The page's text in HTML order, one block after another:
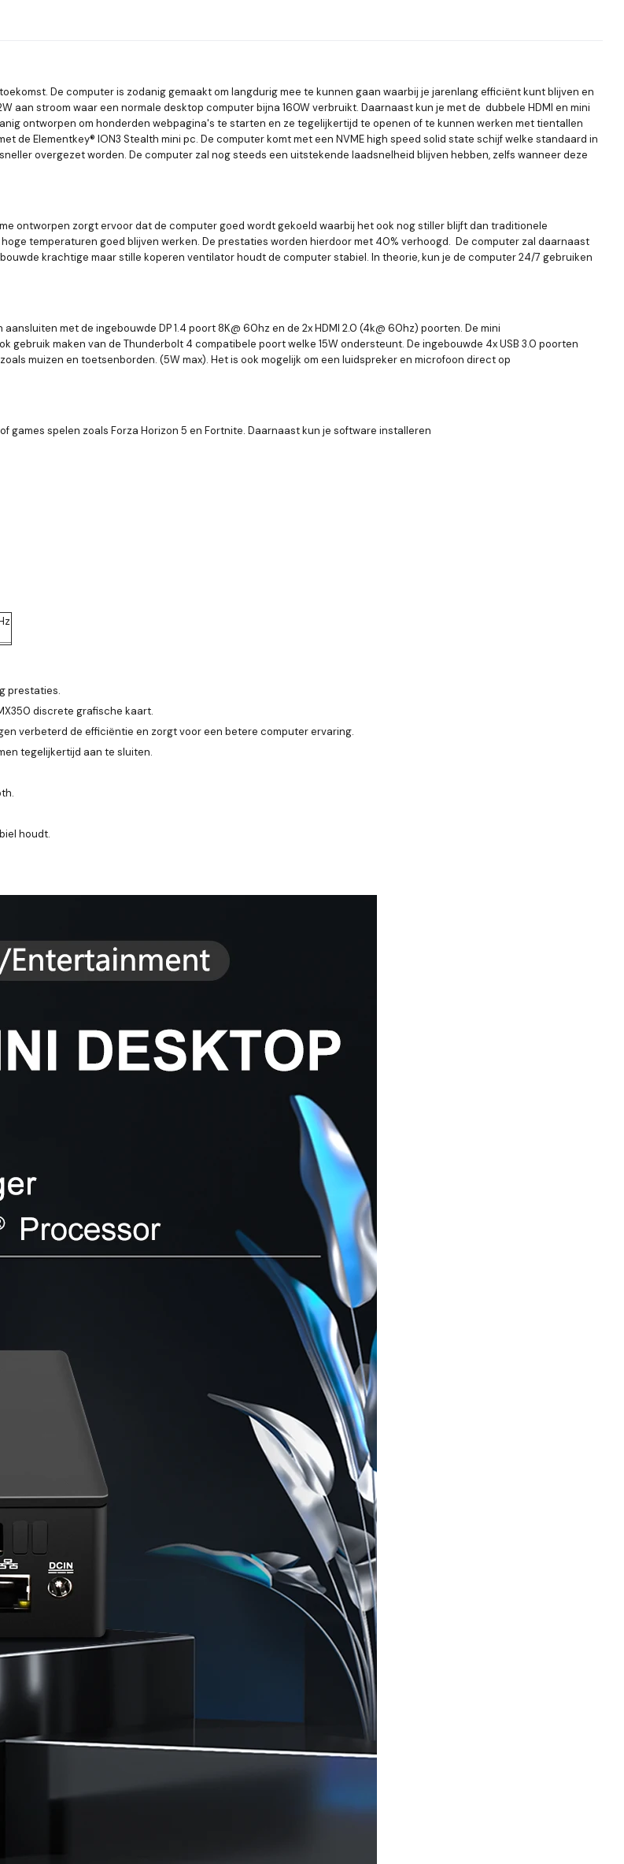
De computer is zodanig gemaakt om langdurig mee te kunnen gaan waarbij je jarenlang efficiënt kunt blijven en
aan stroom waar een normale desktop computer bijna 160W verbruikt. Daarnaast kun je met de dubbele HDMI en mini
ontworpen om honderden webpagina's te starten en ze tegelijkertijd te openen of te kunnen werken met tientallen
de Elementkey® ION3 Stealth mini pc. De computer komt met een NVME high speed solid state schijf welke standaard in
overgezet worden. De computer zal nog steeds een uitstekende laadsnelheid blijven hebben, zelfs wanneer deze
ontworpen zorgt ervoor dat de computer goed wordt gekoeld waarbij het ook nog stiller blijft dan traditionele
temperaturen goed blijven werken. De prestaties worden hierdoor met 40% verhoogd. De computer zal daarnaast
krachtige maar stille koperen ventilator houdt de computer stabiel. In theorie, kun je de computer 24/7 gebruiken
met de ingebouwde DP 1.4 poort 8K@ 60hz en de 2x HDMI 2.0 (4k@ 60hz) poorten. De mini
maken van de Thunderbolt 4 compatibele poort welke 15W ondersteunt. De ingebouwde 4x USB 3.0 poorten
muizen en toetsenborden. (5W max). Het is ook mogelijk om een luidspreker en microfoon direct op
games spelen zoals Forza Horizon 5 en Fortnite. Daarnaast kun je software installeren
prestaties.
discrete grafische kaart.
verbeterd de efficiëntie en zorgt voor een betere computer ervaring.
tegelijkertijd aan te sluiten.
houdt.